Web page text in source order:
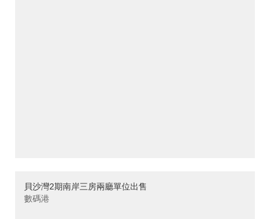
貝沙灣2期南岸三房兩廳單位出售
數碼港